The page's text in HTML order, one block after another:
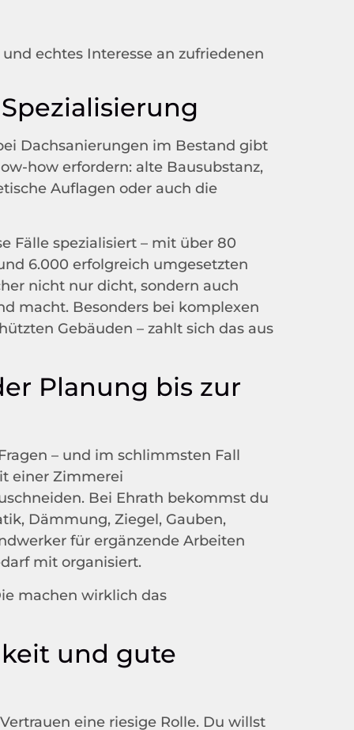
echtes Interesse an zufriedenen
Dachsanierungen im Bestand gibt
how erfordern: alte Bausubstanz,
Auflagen oder auch die
Fälle spezialisiert – mit über 80
6.000 erfolgreich umgesetzten
nicht nur dicht, sondern auch
macht. Besonders bei komplexen
Gebäuden – zahlt sich das aus​
Planung bis zur
– und im schlimmsten Fall
einer Zimmerei
Bei Ehrath bekommst du
Dämmung, Ziegel, Gauben,
für ergänzende Arbeiten
mit organisiert​.
machen wirklich das
und gute
eine riesige Rolle. Du willst